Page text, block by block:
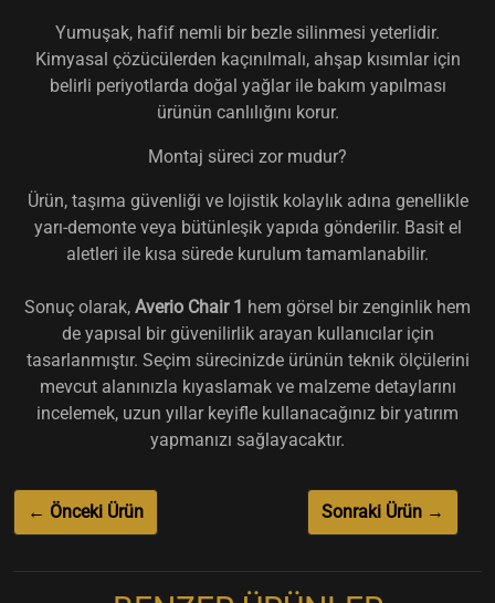
Yumuşak, hafif nemli bir bezle silinmesi yeterlidir.
Kimyasal çözücülerden kaçınılmalı, ahşap kısımlar için
belirli periyotlarda doğal yağlar ile bakım yapılması
ürünün canlılığını korur.
Montaj süreci zor mudur?
Ürün, taşıma güvenliği ve lojistik kolaylık adına genellikle
yarı-demonte veya bütünleşik yapıda gönderilir. Basit el
aletleri ile kısa sürede kurulum tamamlanabilir.
Sonuç olarak, Averio Chair 1 hem görsel bir zenginlik hem
de yapısal bir güvenilirlik arayan kullanıcılar için
tasarlanmıştır. Seçim sürecinizde ürünün teknik ölçülerini
mevcut alanınızla kıyaslamak ve malzeme detaylarını
incelemek, uzun yıllar keyifle kullanacağınız bir yatırım
yapmanızı sağlayacaktır.
← Önceki Ürün Sonraki Ürün →